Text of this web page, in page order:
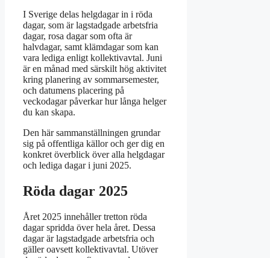
I Sverige delas helgdagar in i röda
dagar, som är lagstadgade arbetsfria
dagar, rosa dagar som ofta är
halvdagar, samt klämdagar som kan
vara lediga enligt kollektivavtal. Juni
är en månad med särskilt hög aktivitet
kring planering av sommarsemester,
och datumens placering på
veckodagar påverkar hur långa helger
du kan skapa.
Den här sammanställningen grundar
sig på offentliga källor och ger dig en
konkret överblick över alla helgdagar
och lediga dagar i juni 2025.
Röda dagar 2025
Året 2025 innehåller tretton röda
dagar spridda över hela året. Dessa
dagar är lagstadgade arbetsfria och
gäller oavsett kollektivavtal. Utöver